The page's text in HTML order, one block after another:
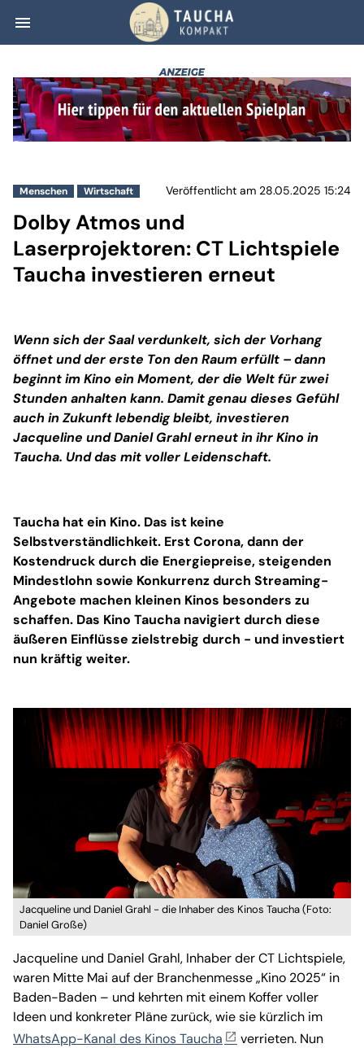
menu Dolby Atmos
Menschen Wirtschaft Veröffentlicht am 28.05.2025 15:24
Dolby Atmos und
Laserprojektoren: CT Lichtspiele
Taucha investieren erneut
Wenn sich der Saal verdunkelt, sich der Vorhang
öffnet und der erste Ton den Raum erfüllt – dann
beginnt im Kino ein Moment, der die Welt für zwei
Stunden anhalten kann. Damit genau dieses Gefühl
auch in Zukunft lebendig bleibt, investieren
Jacqueline und Daniel Grahl erneut in ihr Kino in
Taucha. Und das mit voller Leidenschaft.
Taucha hat ein Kino. Das ist keine
Selbstverständlichkeit. Erst Corona, dann der
Kostendruck durch die Energiepreise, steigenden
Mindestlohn sowie Konkurrenz durch Streaming-
Angebote machen kleinen Kinos besonders zu
schaffen. Das Kino Taucha navigiert durch diese
äußeren Einflüsse zielstrebig durch - und investiert
nun kräftig weiter.
Jacqueline und Daniel Grahl - die Inhaber des Kinos Taucha (Foto:
Daniel Große)
Jacqueline und Daniel Grahl, Inhaber der CT Lichtspiele,
waren Mitte Mai auf der Branchenmesse „Kino 2025“ in
Baden-Baden – und kehrten mit einem Koffer voller
Ideen und konkreter Pläne zurück, wie sie kürzlich im
WhatsApp-Kanal des Kinos Taucha
verrieten. Nun